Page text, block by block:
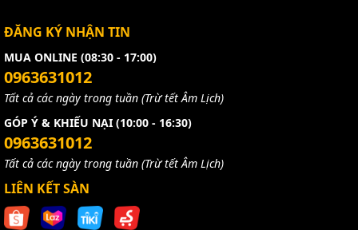
ĐĂNG KÝ NHẬN TIN
MUA ONLINE (08:30 - 17:00)
0963631012
Tất cả các ngày trong tuần (Trừ tết Âm Lịch)
GÓP Ý & KHIẾU NẠI (10:00 - 16:30)
0963631012
Tất cả các ngày trong tuần (Trừ tết Âm Lịch)
LIÊN KẾT SÀN